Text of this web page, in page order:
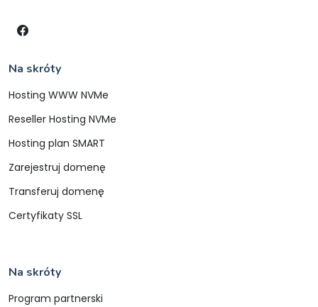
Na skróty
Hosting WWW NVMe
Reseller Hosting NVMe
Hosting plan SMART
Zarejestruj domenę
Transferuj domenę
Certyfikaty SSL
Na skróty
Program partnerski